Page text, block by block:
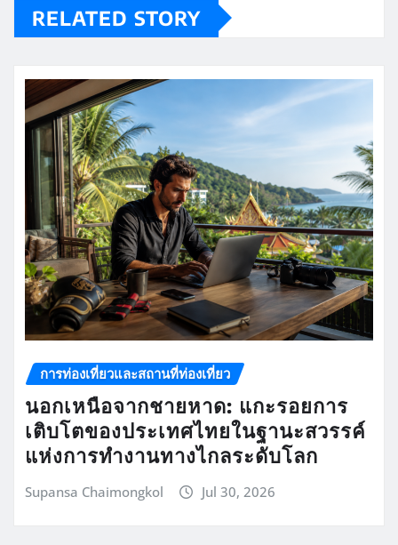
RELATED STORY
การท่องเที่ยวและสถานที่ท่องเที่ยว
นอกเหนือจากชายหาด: แกะรอยการ
เติบโตของประเทศไทยในฐานะสวรรค์
แห่งการทำงานทางไกลระดับโลก
Supansa Chaimongkol Jul 30, 2026